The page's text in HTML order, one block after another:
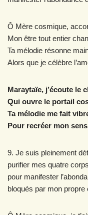
Ô Mère cosmique,
Mon être tout entier
Ta mélodie résonne
Alors que je célèbre
Maraytaïe, j’écoute le
Qui ouvre le portail
Ta mélodie me fait
Pour recréer mon
9. Je suis pleinement
purifier mes quatre
pour manifester
bloqués par mon propre